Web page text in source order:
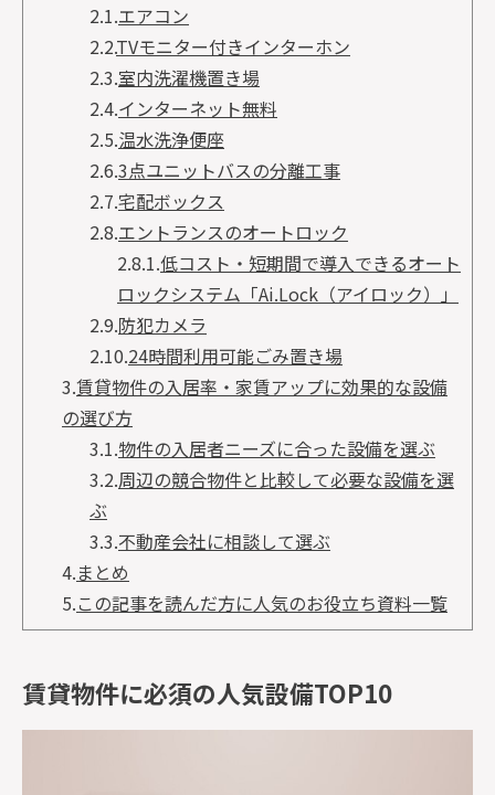
2.1.エアコン
2.2.TVモニター付きインターホン
2.3.室内洗濯機置き場
2.4.インターネット無料
2.5.温水洗浄便座
2.6.3点ユニットバスの分離工事
2.7.宅配ボックス
2.8.エントランスのオートロック
2.8.1.低コスト・短期間で導入できるオート
ロックシステム「Ai.Lock（アイロック）」
2.9.防犯カメラ
2.10.24時間利用可能ごみ置き場
3.賃貸物件の入居率・家賃アップに効果的な設備
の選び方
3.1.物件の入居者ニーズに合った設備を選ぶ
3.2.周辺の競合物件と比較して必要な設備を選
ぶ
3.3.不動産会社に相談して選ぶ
4.まとめ
5.この記事を読んだ方に人気のお役立ち資料一覧
賃貸物件に必須の人気設備TOP10